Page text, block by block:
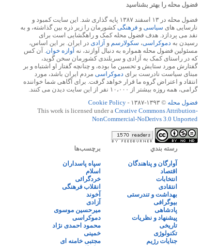
فضول محله را بهتر بشناسید
فضول محله در ۱۳ اسفند ۱۳۸۷ پایه گذاری شد. این سایت کمبود و
نارسایی های سیاسی و فرهنگی کشورمان را زیر ذره بین گذاشته، و به
نقد می پردازد. هدف فضول محله کمک و راهگشایی است برای
رسیدن به دموکراسی، سکولارسم و آزادی در ایران. بر این اساس،
مسئولین فضول محله همواره به دنبال آوازند، نه آوازه خوان . آن کس
که در راستای کمک به آزادی و سربلندی کشورمان سخن گوید،
گفتارش مورد ستایش و تحسین ما بوده، و چنانچه گفتار او اشتباه و بر
مبنای سیاست نادرست برای دموکراسی مردم ایران باشد، مورد
انتقاد و اعتراض گروه ما قرار خواهد گرفت. برای آگاهی شما خواننده
گرامی، همه روزه بیشتر از ۱۰،۰۰۰ نفر از این سایت دیدن می کنند.
فضول محله © ۱۳۹۳-۱۳۸۷ -
Cookie Policy
This work is licensed under a Creative Commons Attribution-
NonCommercial-NoDerivs 3.0 Unported
رسته بندي
آوارگان و پناهندگان
اقتصاد
انتخابات
انتقادی
بهداشت و تندرستی
بیوگرافی
پادشاهی
پیشنهاد و نظریات
تاریخی
تکنولوژی
جنایات رژیم
برچسب‌ها
سپاه پاسداران
اسلام
خردگرائی
انقلاب فرهنگی
آخوند
آزادی
میرحسین موسوی
دموکراسی
محمود احمدی نژاد
خمینی
مجتبی خامنه ای